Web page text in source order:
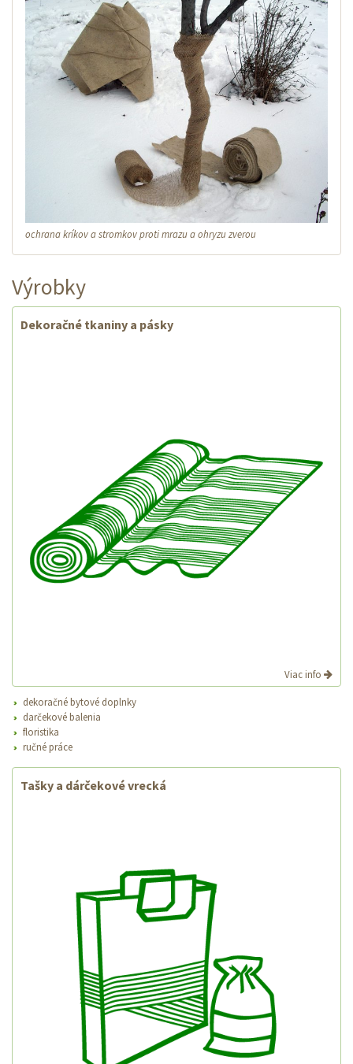
ochrana kríkov a stromkov proti mrazu a ohryzu zverou
Výrobky
Dekoračné tkaniny a pásky
Viac info
dekoračné bytové doplnky
darčekové balenia
floristika
ručné práce
Tašky a dárčekové vrecká